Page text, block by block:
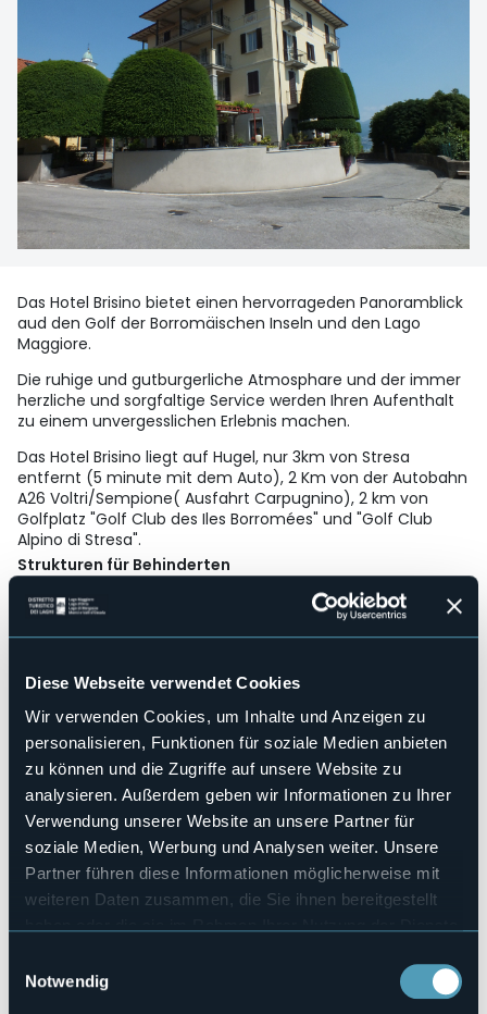
Diese Webseite verwendet Cookies
Wir verwenden Cookies, um Inhalte und Anzeigen zu
personalisieren, Funktionen für soziale Medien anbieten
zu können und die Zugriffe auf unsere Website zu
analysieren. Außerdem geben wir Informationen zu Ihrer
Verwendung unserer Website an unsere Partner für
soziale Medien, Werbung und Analysen weiter. Unsere
Partner führen diese Informationen möglicherweise mit
weiteren Daten zusammen, die Sie ihnen bereitgestellt
Notwendig
Das Hotel Brisino bietet einen hervorrageden Panoramblick
aud den Golf der Borromäischen Inseln und den Lago
Maggiore.
Die ruhige und gutburgerliche Atmosphare und der immer
herzliche und sorgfaltige Service werden Ihren Aufenthalt
zu einem unvergesslichen Erlebnis machen.
Das Hotel Brisino liegt auf Hugel, nur 3km von Stresa
entfernt (5 minute mit dem Auto), 2 Km von der Autobahn
A26 Voltri/Sempione( Ausfahrt Carpugnino), 2 km von
Golfplatz "Golf Club des Iles Borromées" und "Golf Club
Alpino di Stresa".
Strukturen für Behinderten
Wellness
No
No
Hallenbad
No
Haustiere erlaubt
No
Anzahl der Zimmer
23
Anzahl der Betten
39
Webseite
http://www.hotelbrisino.com